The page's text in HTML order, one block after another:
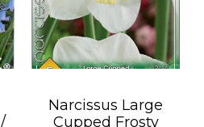
Narcissus Large
Cupped Frosty